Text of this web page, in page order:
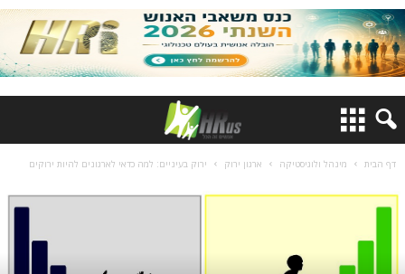
דף הבית מינהל ולוגיסטיקה ארגון ירוק ירוק בעיניים: למה כדאי לארגונים להיות ירוקים